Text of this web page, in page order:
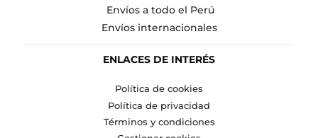
Envíos a todo el Perú
Envíos internacionales
ENLACES DE INTERÉS
Política de cookies
Política de privacidad
Términos y condiciones